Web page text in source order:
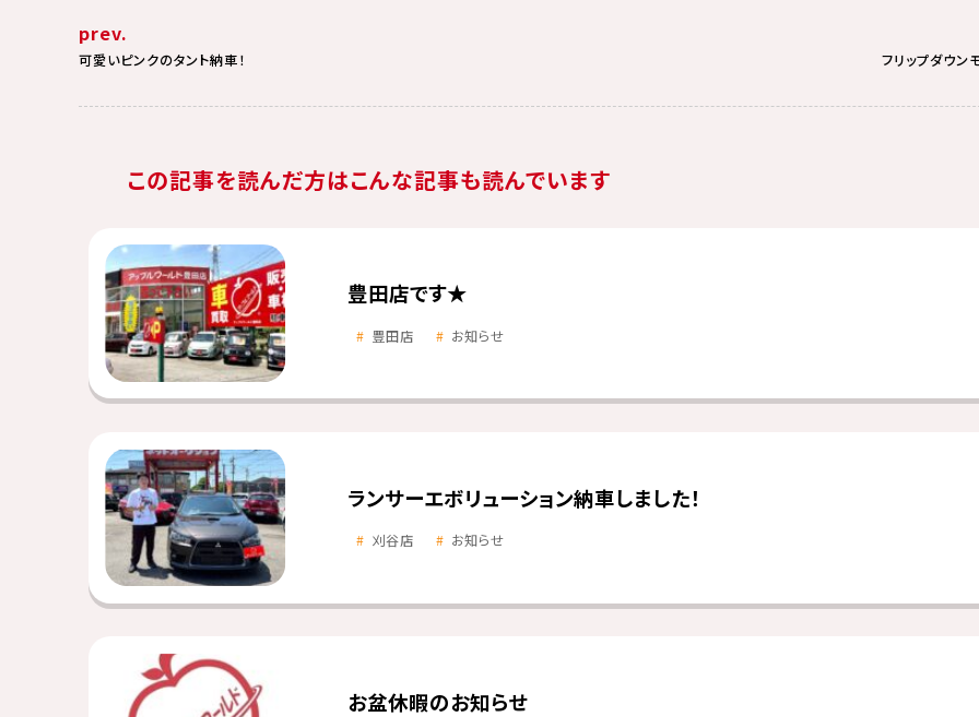
prev.
可愛いピンクのタント納車！ フリップダウン
この記事を読んだ方はこんな記事も読んでいます
豊田店です★
豊田店 お知らせ
ランサーエボリューション納車しました！
刈谷店 お知らせ
お盆休暇のお知らせ